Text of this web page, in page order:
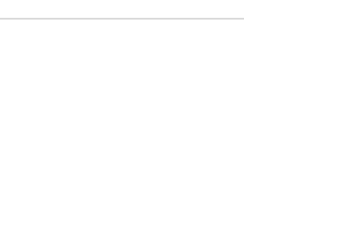
サービスメンテナンス